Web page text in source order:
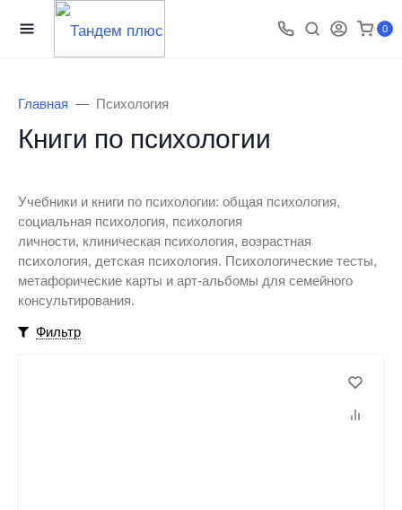
0
Главная Психология
Книги по психологии
Учебники и книги по психологии: общая психология,
социальная психология, психология
личности, клиническая психология, возрастная
психология, детская психология. Психологические тесты,
метафорические карты и арт-альбомы для семейного
консультирования.
Фильтр